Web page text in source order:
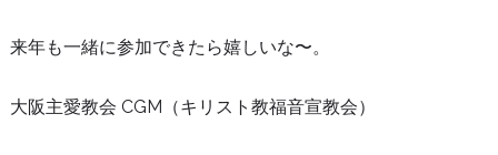
来年も一緒に参加できたら嬉しいな〜。
大阪主愛教会 CGM（キリスト教福音宣教会）